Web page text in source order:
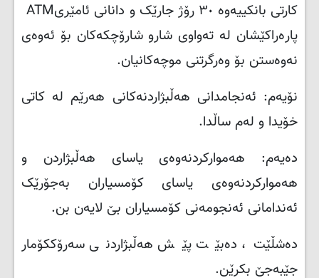
کارتی بانکییەوە ٣٠ رۆژ جارێک و دانانی ئامێری
ATM
پارەراکێشان لە تەواوی شارو شارۆچکەکان بۆ ئەوەی
نەوەستن بۆ وەرگرتنی موچەکانیان.
نۆیەم: ئەنجامدانی هەڵبژاردنەکانی هەرێم لە کاتی
خۆیدا و لەم ساڵدا.
دەیەم: هەموارکردنەوەی یاسای هەڵبژاردن و
هەموارکردنەوەی یاسای کۆمسیاران بەجۆرێک
ئەندامانی ئەنجومەنی کۆمسیاران بێ لایەن بن.
دەشڵێت، دەبێت پێش هەڵبژاردنی سەرۆککۆمار
جێبەجێ بکرێن.